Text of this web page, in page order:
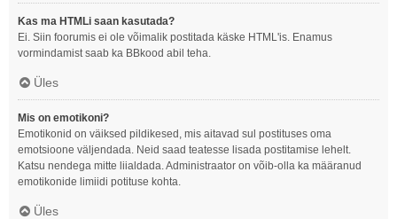
Kas ma HTMLi saan kasutada?
Ei. Siin foorumis ei ole võimalik postitada käske HTML'is. Enamus
vormindamist saab ka BBkood abil teha.
Üles
Mis on emotikoni?
Emotikonid on väiksed pildikesed, mis aitavad sul postituses oma
emotsioone väljendada. Neid saad teatesse lisada postitamise lehelt.
Katsu nendega mitte liialdada. Administraator on võib-olla ka määranud
emotikonide limiidi potituse kohta.
Üles